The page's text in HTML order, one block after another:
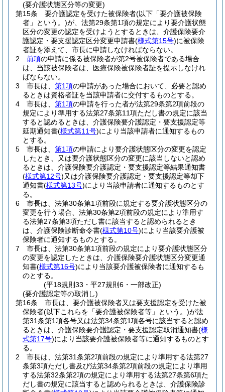
(要介護状態区分等の変更)
第15条
要介護認定を受けた被保険者(以下「要介護被保険
者」という。)が、法第29条第1項の規定により要介護状態
区分の変更の認定を受けようとするときは、介護保険要介
護認定・要支援認定区分変更申請書(様式第15号)に被保険
者証を添えて、市長に申請しなければならない。
2
前項の申請に係る被保険者が第2号被保険者である場合
は、当該被保険者は、医療保険被保険者証を提示しなけれ
ばならない。
3
市長は、 第1項の申請があった場合において、必要と認め
るときは資格者証を当該申請者に交付するものとする。
4
市長は、 第1項の申請を行った者が法第29条第2項前段の
規定により準用する法第27条第11項ただし書の規定に該当
すると認めるときは、介護保険要介護認定・要支援認定等
延期通知書(様式第11号)により当該申請者に通知するもの
とする。
5
市長は、 第1項の申請により要介護状態区分の変更を認定
したとき、又は要介護状態区分の変更に該当しないと認め
るときは、介護保険要介護認定・要支援認定等結果通知書
(様式第12号)又は介護保険要介護認定・要支援認定等却下
通知書(様式第13号)により当該申請者に通知するものとす
る。
6
市長は、法第30条第1項前段に規定する要介護状態区分の
変更を行う場合、法第30条第2項前段の規定により準用す
る法第27条第3項ただし書に該当すると認められるとき
は、介護保険診断命令書(様式第10号)により当該要介護被
保険者に通知するものとする。
7
市長は、法第30条第1項前段の規定により要介護状態区分
の変更を認定したときは、介護保険要介護状態区分変更通
知書(様式第16号)により当該要介護被保険者に通知するも
のとする。
(平18規則33・平27規則6・一部改正)
(要介護認定等の取消し)
第16条
市長は、要介護被保険者又は要支援認定を受けた被
保険者(以下これらを「要介護被保険者等」という。)が法
第31条第1項各号又は法第34条第1項各号に該当すると認め
るときは、介護保険要介護認定・要支援認定取消通知書(様
式第17号)により当該要介護被保険者等に通知するものとす
る。
2
市長は、法第31条第2項前段の規定により準用する法第27
条第3項ただし書及び法第34条第2項前段の規定により準用
する法第32条第2項の規定により準用する法第27条第6項た
だし書の規定に該当すると認められるときは、介護保険診